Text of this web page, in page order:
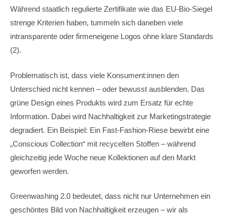
Während staatlich regulierte Zertifikate wie das EU-Bio-Siegel
strenge Kriterien haben, tummeln sich daneben viele
intransparente oder firmeneigene Logos ohne klare Standards
(2).
Problematisch ist, dass viele Konsument:innen den
Unterschied nicht kennen – oder bewusst ausblenden. Das
grüne Design eines Produkts wird zum Ersatz für echte
Information. Dabei wird Nachhaltigkeit zur Marketingstrategie
degradiert. Ein Beispiel: Ein Fast-Fashion-Riese bewirbt eine
„Conscious Collection“ mit recycelten Stoffen – während
gleichzeitig jede Woche neue Kollektionen auf den Markt
geworfen werden.
Greenwashing 2.0 bedeutet, dass nicht nur Unternehmen ein
geschöntes Bild von Nachhaltigkeit erzeugen – wir als